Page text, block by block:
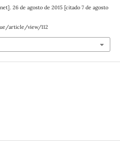
26 de agosto de 2015 [citado 7 de agosto
article/view/112